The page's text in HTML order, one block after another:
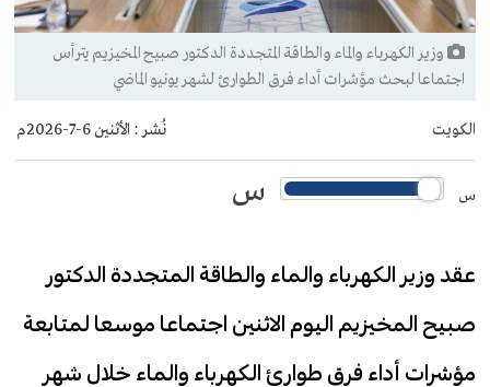
وزير الكهرباء والماء والطاقة المتجددة الدكتور صبيح المخيزيم يترأس
اجتماعا لبحث مؤشرات أداء فرق الطوارئ لشهر يونيو الماضي
الكويت نُشر : الأثنين 6-7-2026م
س س
عقد وزير الكهرباء والماء والطاقة المتجددة الدكتور
صبيح المخيزيم اليوم الاثنين اجتماعا موسعا لمتابعة
مؤشرات أداء فرق طوارئ الكهرباء والماء خلال شهر